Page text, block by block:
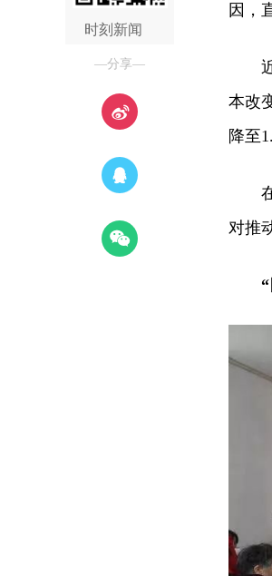
时刻新闻
—分享—
因，
近
本改
降至
在
对推